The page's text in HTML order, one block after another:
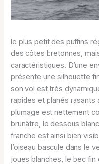
le plus petit des puffins
des côtes bretonnes,
caractéristiques. D’une
présente une silhouette
son vol est très
rapides et planés rasants
plumage est nettement
brunâtre, le dessous
franche est ainsi bien
l’oiseau bascule dans le
joues blanches, le bec fin